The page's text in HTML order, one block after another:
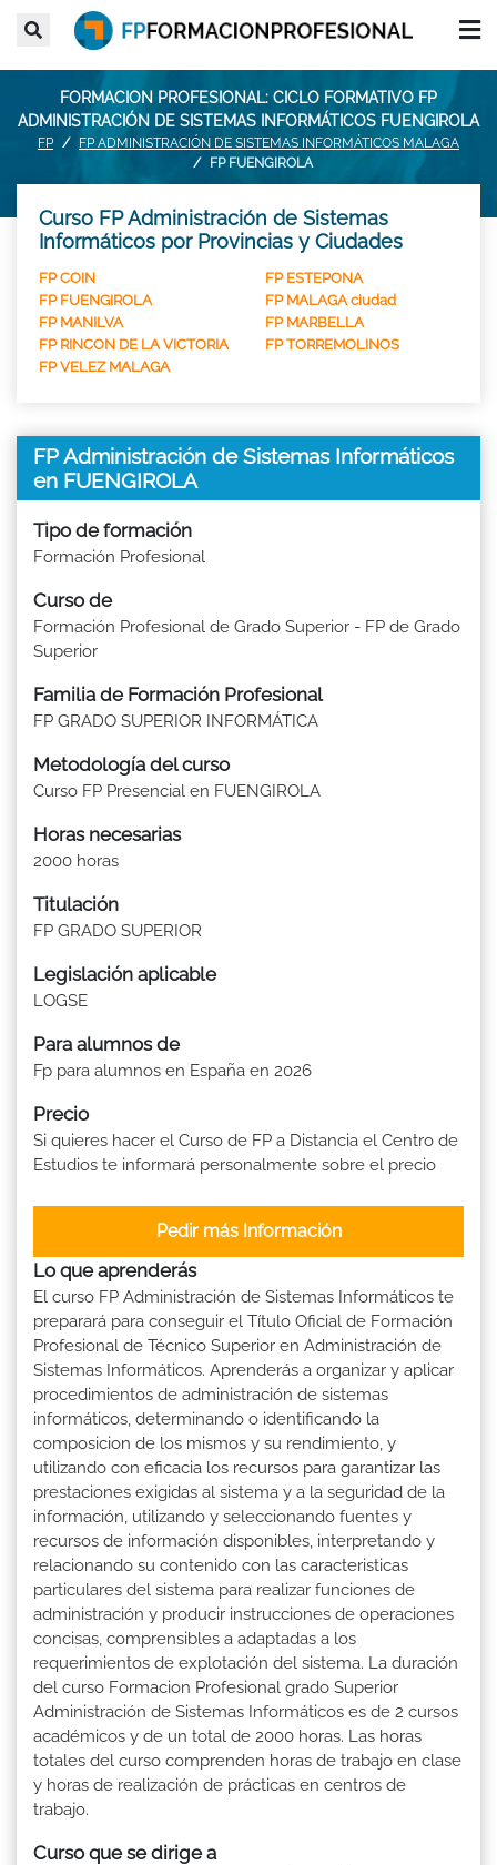
FORMACION PROFESIONAL: CICLO FORMATIVO FP
ADMINISTRACIÓN DE SISTEMAS INFORMÁTICOS FUENGIROLA
FP
FP ADMINISTRACIÓN DE SISTEMAS INFORMÁTICOS MALAGA
FP FUENGIROLA
Curso FP Administración de Sistemas
Informáticos por Provincias y Ciudades
FP COIN
FP ESTEPONA
FP FUENGIROLA
FP MALAGA ciudad
FP MANILVA
FP MARBELLA
FP RINCON DE LA VICTORIA
FP TORREMOLINOS
FP VELEZ MALAGA
FP Administración de Sistemas Informáticos
en FUENGIROLA
Tipo de formación
Formación Profesional
Curso de
Formación Profesional de Grado Superior - FP de Grado
Superior
Familia de Formación Profesional
FP GRADO SUPERIOR INFORMÁTICA
Metodología del curso
Curso FP Presencial en FUENGIROLA
Horas necesarias
2000 horas
Titulación
FP GRADO SUPERIOR
Legislación aplicable
LOGSE
Para alumnos de
Fp para alumnos en España en 2026
Precio
Si quieres hacer el Curso de FP a Distancia el Centro de
Estudios te informará personalmente sobre el precio
Pedir más Información
Lo que aprenderás
El curso FP Administración de Sistemas Informáticos te
preparará para conseguir el Título Oficial de Formación
Profesional de Técnico Superior en Administración de
Sistemas Informáticos. Aprenderás a organizar y aplicar
procedimientos de administración de sistemas
informáticos, determinando o identificando la
composicion de los mismos y su rendimiento, y
utilizando con eficacia los recursos para garantizar las
prestaciones exigidas al sistema y a la seguridad de la
información, utilizando y seleccionando fuentes y
recursos de información disponibles, interpretando y
relacionando su contenido con las caracteristicas
particulares del sistema para realizar funciones de
administración y producir instrucciones de operaciones
concisas, comprensibles a adaptadas a los
requerimientos de explotación del sistema. La duración
del curso Formacion Profesional grado Superior
Administración de Sistemas Informáticos es de 2 cursos
académicos y de un total de 2000 horas. Las horas
totales del curso comprenden horas de trabajo en clase
y horas de realización de prácticas en centros de
trabajo.
Curso que se dirige a